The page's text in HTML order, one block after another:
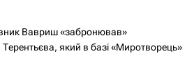
Вавриш «забронював»
який в базі «Миротворець»